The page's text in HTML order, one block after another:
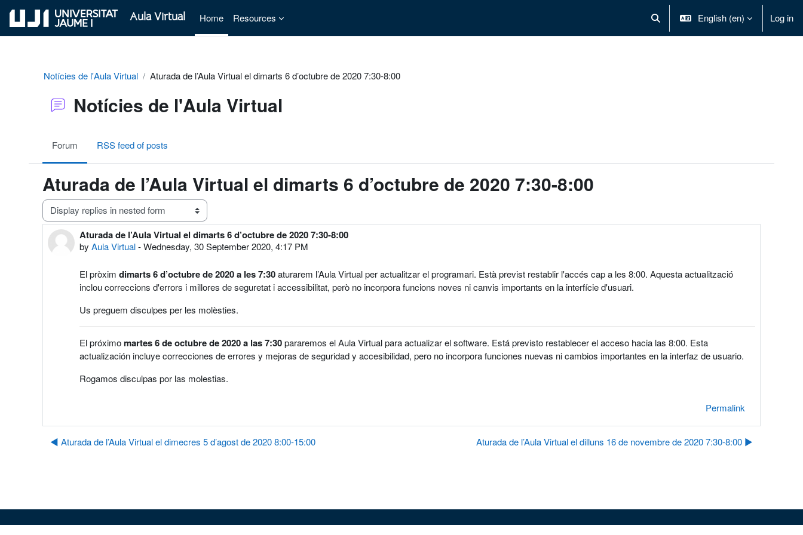
Aula Virtual Home Resources Toggle search input
English ‎(en)‎ Log in
Notícies de l'Aula Virtual Aturada de l’Aula Virtual el dimarts 6 d’octubre de 2020 7:30-8:00
Notícies de l'Aula Virtual
Forum RSS feed of posts
Aturada de l’Aula Virtual el dimarts 6 d’octubre de 2020 7:30-8:00
Display mode
Aturada de l’Aula Virtual el dimarts 6 d’octubre de 2020 7:30-8:00
by Aula Virtual-Wednesday, 30 September 2020, 4:17 PM
Number of replies: 0
El pròxim dimarts 6 d’octubre de 2020 a les 7:30aturarem l’Aula Virtual per actualitzar el programari. Està previst restablir l'accés cap a les 8:00. Aquesta actualització
inclou correccions d'errors i millores de seguretat i accessibilitat, però no incorpora funcions noves ni canvis importants en la interfície d'usuari.
Us preguem disculpes per les molèsties.
El próximomartes 6 de octubre de 2020 a las 7:30pararemos el Aula Virtual para actualizar el software. Está previsto restablecer el acceso hacia las 8:00. Esta
actualización incluye correcciones de errores y mejoras de seguridad y accesibilidad, pero no incorpora funciones nuevas ni cambios importantes en la interfaz de usuario.
Rogamos disculpas por las molestias.
Permalink
◀︎ Aturada de l’Aula Virtual el dimecres 5 d’agost de 2020 8:00-15:00 Aturada de l’Aula Virtual el dilluns 16 de novembre de 2020 7:30-8:00 ▶︎